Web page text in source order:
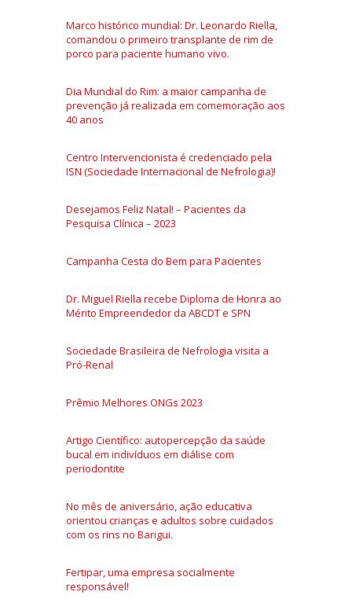
Marco histórico mundial: Dr. Leonardo Riella,
comandou o primeiro transplante de rim de
porco para paciente humano vivo.
Dia Mundial do Rim: a maior campanha de
prevenção já realizada em comemoração aos
40 anos
Centro Intervencionista é credenciado pela
ISN (Sociedade Internacional de Nefrologia)!
Desejamos Feliz Natal! – Pacientes da
Pesquisa Clínica – 2023
Campanha Cesta do Bem para Pacientes
Dr. Miguel Riella recebe Diploma de Honra ao
Mérito Empreendedor da ABCDT e SPN
Sociedade Brasileira de Nefrologia visita a
Pró-Renal
Prêmio Melhores ONGs 2023
Artigo Científico: autopercepção da saúde
bucal em indivíduos em diálise com
periodontite
No mês de aniversário, ação educativa
orientou crianças e adultos sobre cuidados
com os rins no Barigui.
Fertipar, uma empresa socialmente
responsável!